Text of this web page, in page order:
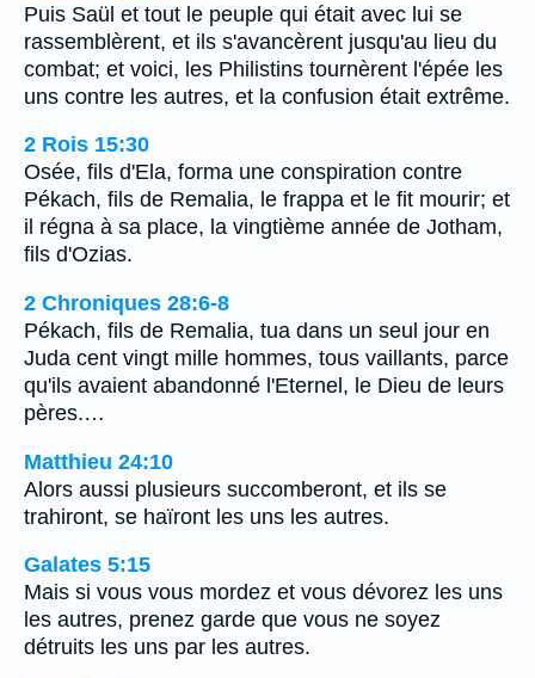
Puis Saül et tout le peuple qui était avec lui se
rassemblèrent, et ils s'avancèrent jusqu'au lieu du
combat; et voici, les Philistins tournèrent l'épée les
uns contre les autres, et la confusion était extrême.
2 Rois 15:30
Osée, fils d'Ela, forma une conspiration contre
Pékach, fils de Remalia, le frappa et le fit mourir; et
il régna à sa place, la vingtième année de Jotham,
fils d'Ozias.
2 Chroniques 28:6-8
Pékach, fils de Remalia, tua dans un seul jour en
Juda cent vingt mille hommes, tous vaillants, parce
qu'ils avaient abandonné l'Eternel, le Dieu de leurs
pères.…
Matthieu 24:10
Alors aussi plusieurs succomberont, et ils se
trahiront, se haïront les uns les autres.
Galates 5:15
Mais si vous vous mordez et vous dévorez les uns
les autres, prenez garde que vous ne soyez
détruits les uns par les autres.